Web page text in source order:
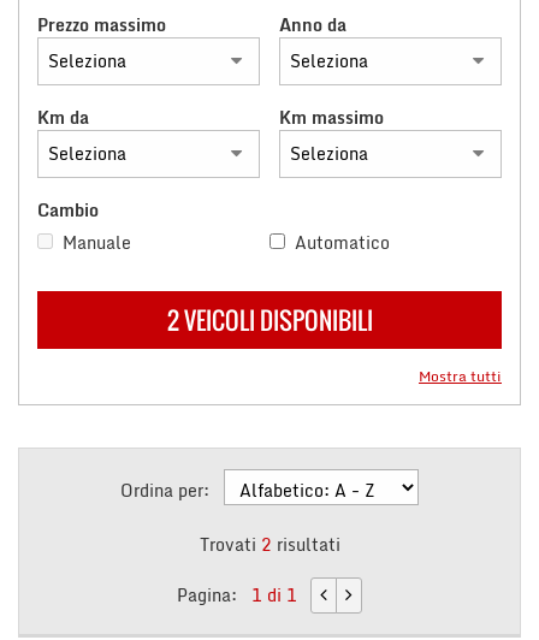
Prezzo massimo Anno da
Km da Km massimo
Cambio
Manuale
Automatico
2 VEICOLI DISPONIBILI
Mostra tutti
Ordina per:
Trovati 2 risultati
Pagina: 1 di 1
e
sul
funzionamento
questi
strumenti
di
si
rimanda
cookie
modificare